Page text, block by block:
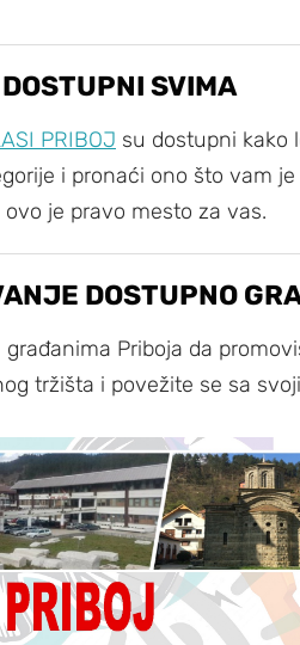
SVIMA
PRIBOJ su dostupni kako
i pronaći ono što vam
je pravo mesto za vas.
DOSTUPNO
Priboja da
tržišta i povežite se sa